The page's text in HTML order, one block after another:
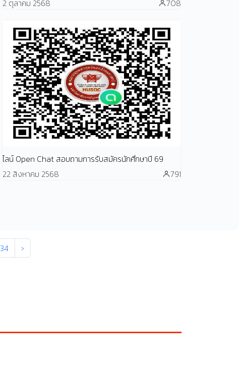
2 ตุลาคม 2568
708
ไลน์ Open Chat สอบถามการรับสมัครนักศึกษาปี 69
22 สิงหาคม 2568
791
34 ›